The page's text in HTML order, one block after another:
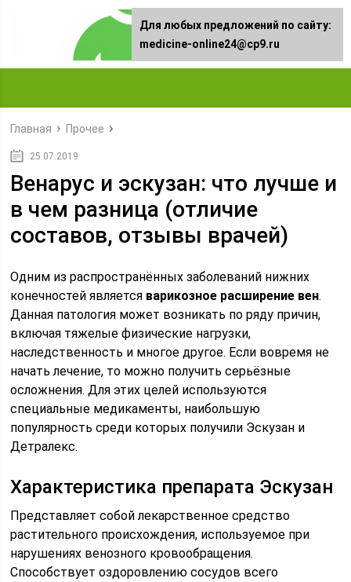
Главная Прочее
25.07.2019
Венарус и эскузан: что лучше и
в чем разница (отличие
составов, отзывы врачей)
Одним из распространённых заболеваний нижних
конечностей является варикозное расширение вен.
Данная патология может возникать по ряду причин,
включая тяжелые физические нагрузки,
наследственность и многое другое. Если вовремя не
начать лечение, то можно получить серьёзные
осложнения. Для этих целей используются
специальные медикаменты, наибольшую
популярность среди которых получили Эскузан и
Детралекс.
Характеристика препарата Эскузан
Представляет собой лекарственное средство
растительного происхождения, используемое при
нарушениях венозного кровообращения.
Способствует оздоровлению сосудов всего
Для любых предложений по сайту:
medicine-online24@cp9.ru